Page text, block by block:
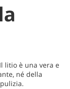
litio è una vera e
né della